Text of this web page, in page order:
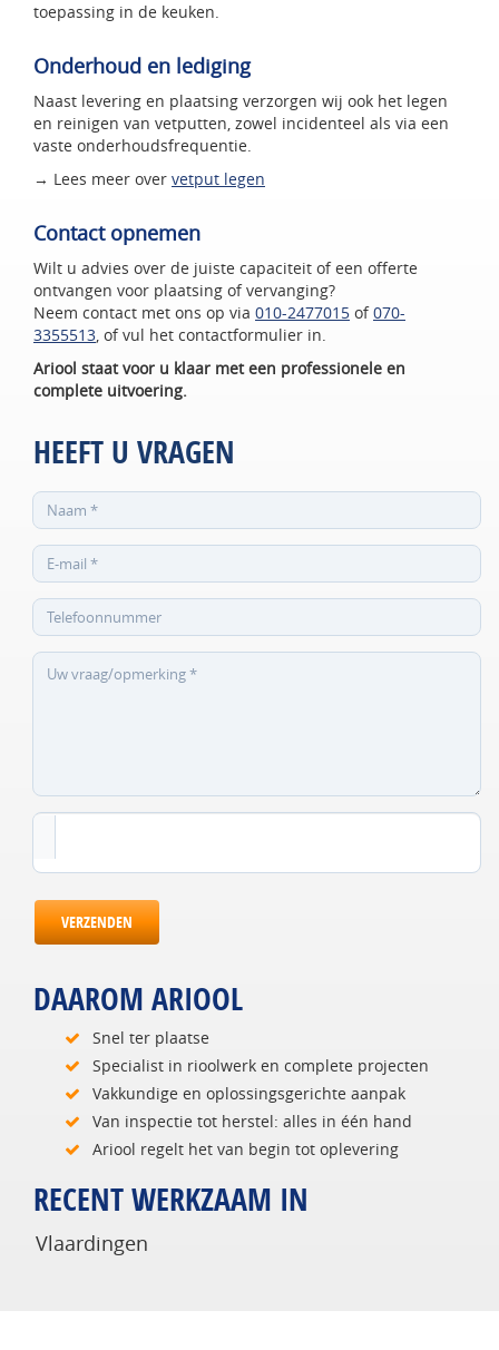
toepassing in de keuken.
Onderhoud en lediging
Naast levering en plaatsing verzorgen wij ook het legen
en reinigen van vetputten, zowel incidenteel als via een
vaste onderhoudsfrequentie.
→ Lees meer over vetput legen
Contact opnemen
Wilt u advies over de juiste capaciteit of een offerte
ontvangen voor plaatsing of vervanging?
Neem contact met ons op via 010-2477015 of070-
3355513 , of vul het contactformulier in.
Ariool staat voor u klaar met een professionele en
complete uitvoering.
HEEFT U VRAGEN
VERZENDEN
DAAROM ARIOOL
Snel ter plaatse
Specialist in rioolwerk en complete projecten
Vakkundige en oplossingsgerichte aanpak
Van inspectie tot herstel: alles in één hand
Ariool regelt het van begin tot oplevering
RECENT WERKZAAM IN
Vlaardingen